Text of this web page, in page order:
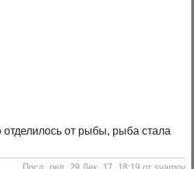
от рыбы, рыба стала